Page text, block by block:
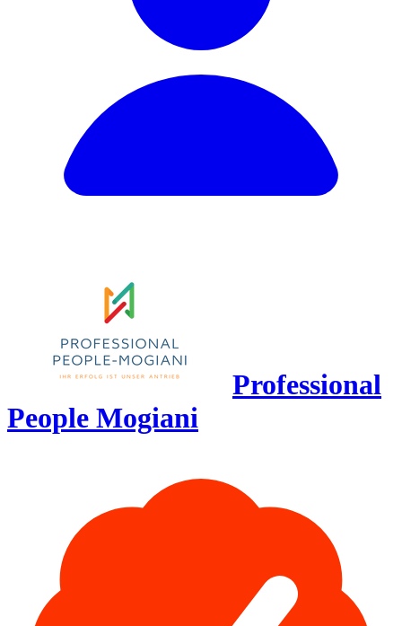
Professional
People Mogiani